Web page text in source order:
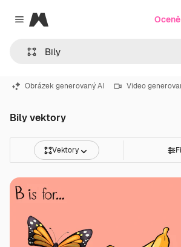
Close menu
Magnific
Obrázek generovaný AI Video
Bily vektory
Vektory